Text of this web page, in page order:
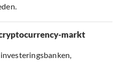
markt